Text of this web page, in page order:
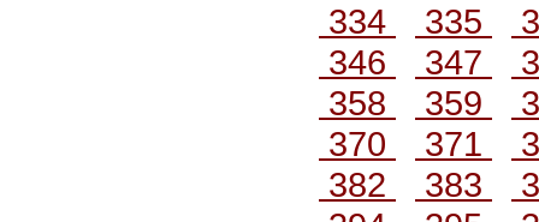
334
335
346
347
358
359
370
371
382
383